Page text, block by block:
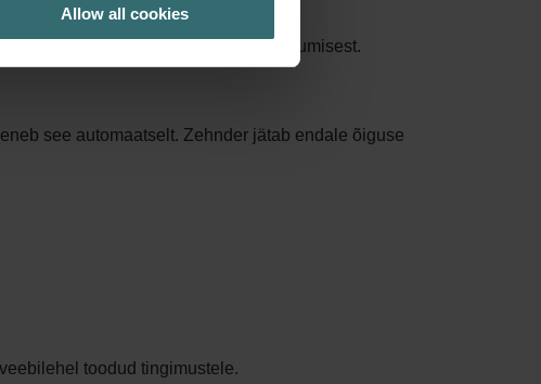
Allow all cookies
lõpetada alates muudatuse jõustumisest.
see automaatselt. Zehnder jätab endale õiguse
toodud tingimustele.